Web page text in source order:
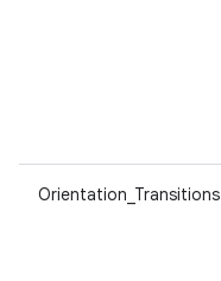
Orientation_Transitions